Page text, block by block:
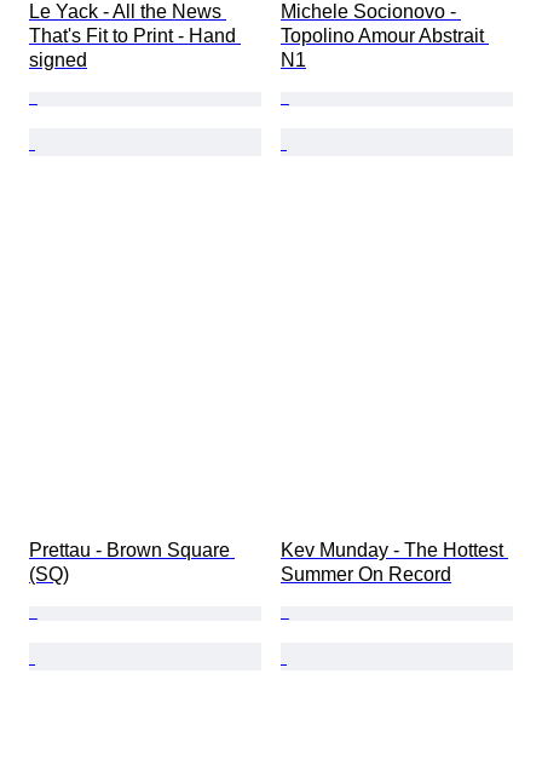
Le Yack - All the News
That's Fit to Print - Hand
signed
Michele Socionovo -
Topolino Amour Abstrait
N1
Prettau - Brown Square
(SQ)
Kev Munday - The Hottest
Summer On Record